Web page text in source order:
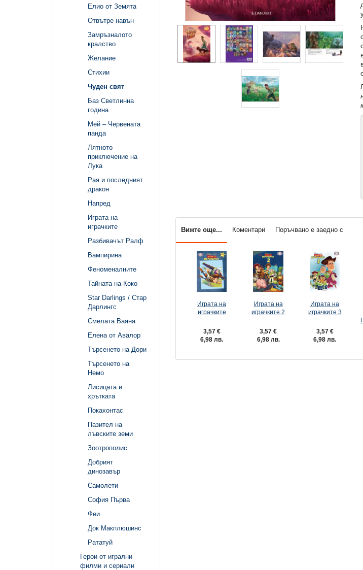
Елио от Земята
Отвътре навън
Замръзналото
кралство
Желание
Стихии
Чуден свят
Баз Светлинна
година
Мей – Червената
панда
Лятното
приключение на
Лука
Рая и последният
дракон
Напред
Играта на
играчките
Разбивачът Ралф
Вампирина
Феноменалните
Тайната на Коко
Star Darlings / Стар
Дарлингс
Смелата Ваяна
Елена от Авалор
Търсенето на Дори
Търсенето на
Немо
Лисицата и
хрътката
Покахонтас
Пазител на
лъвските земи
Зоотрополис
Добрият
динозавър
Самолети
София Първа
Феи
Док Макплюшинс
Рататуй
Герои от игрални
филми и сериали
Вижте още... Коментари Поръчвано е заедно с
Играта на
играчките
3,57 €
6,98 лв.
Играта на
играчките 2
3,57 €
6,98 лв.
Играта на
играчките 3
3,57 €
6,98 лв.